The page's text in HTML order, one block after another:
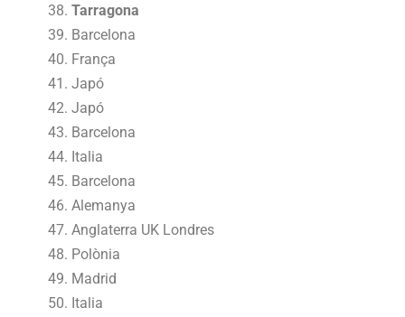
Tarragona
Barcelona
França
Japó
Japó
Barcelona
Italia
Barcelona
Alemanya
Anglaterra UK Londres
Polònia
Madrid
Italia